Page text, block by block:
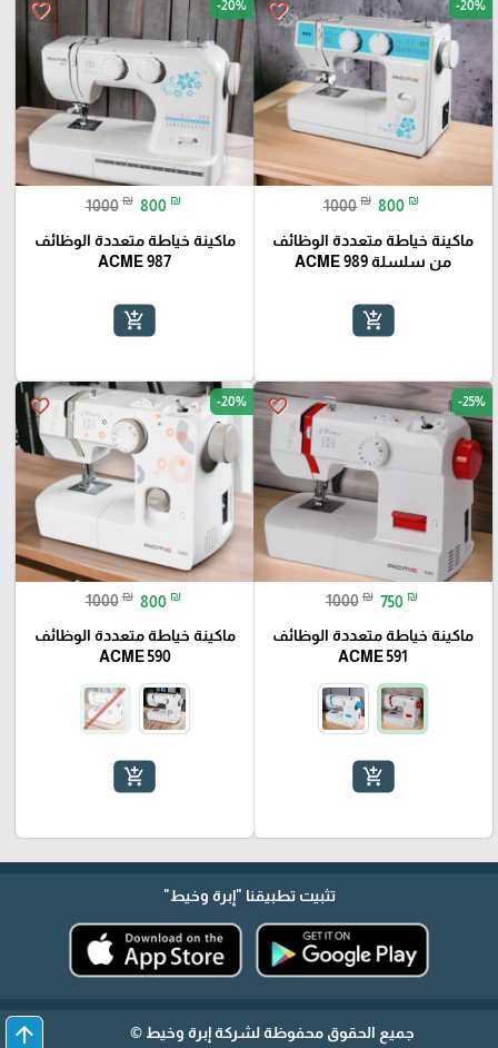
favorite_border -20%
1000 ₪ 800 ₪
ماكينة خياطة متعددة الوظائف
من سلسلة ACME 989
add_shopping_cart
favorite_border -20%
1000 ₪ 800 ₪
ماكينة خياطة متعددة الوظائف
ACME 987
add_shopping_cart
favorite_border -25%
1000 ₪ 750 ₪
ماكينة خياطة متعددة الوظائف
ACME 591
add_shopping_cart
favorite_border -20%
1000 ₪ 800 ₪
ماكينة خياطة متعددة الوظائف
ACME 590
add_shopping_cart
تثبيت تطبيقنا "إبرة وخيط"
جميع الحقوق محفوظة لشركة إبرة وخيط © arrow_upward